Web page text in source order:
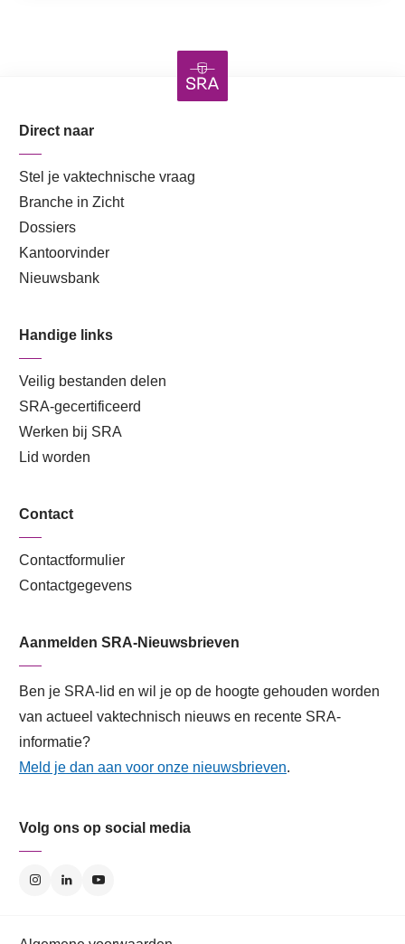
Direct naar
Stel je vaktechnische vraag
Branche in Zicht
Dossiers
Kantoorvinder
Nieuwsbank
Handige links
Veilig bestanden delen
SRA-gecertificeerd
Werken bij SRA
Lid worden
Contact
Contactformulier
Contactgegevens
Aanmelden SRA-Nieuwsbrieven
Ben je SRA-lid en wil je op de hoogte gehouden worden
van actueel vaktechnisch nieuws en recente SRA-
informatie?
Meld je dan aan voor onze nieuwsbrieven.
Volg ons op social media